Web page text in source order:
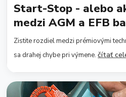
Start-Stop - alebo
medzi AGM a EFB
Zistite rozdiel medzi prémiovými
sa drahej chybe pri výmene.čítať